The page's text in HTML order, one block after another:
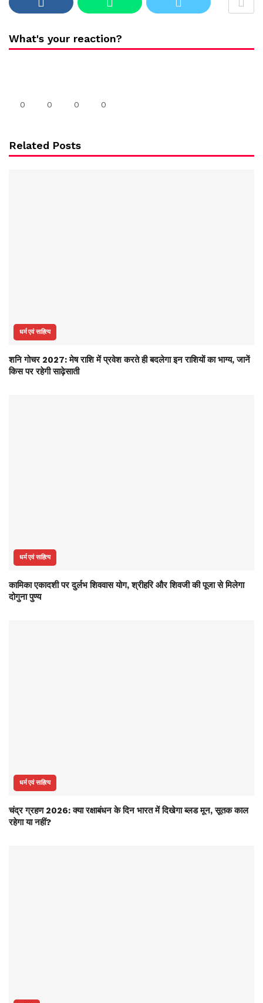
What's your reaction?
0 0 0 0
Related Posts
धर्म एवं साहित्य
शनि गोचर 2027: मेष राशि में प्रवेश करते ही बदलेगा इन राशियों का भाग्य, जानें
किस पर रहेगी साढ़ेसाती
धर्म एवं साहित्य
कामिका एकादशी पर दुर्लभ शिववास योग, श्रीहरि और शिवजी की पूजा से मिलेगा
दोगुना पुण्य
धर्म एवं साहित्य
चंद्र ग्रहण 2026: क्या रक्षाबंधन के दिन भारत में दिखेगा ब्लड मून, सूतक काल
रहेगा या नहीं?